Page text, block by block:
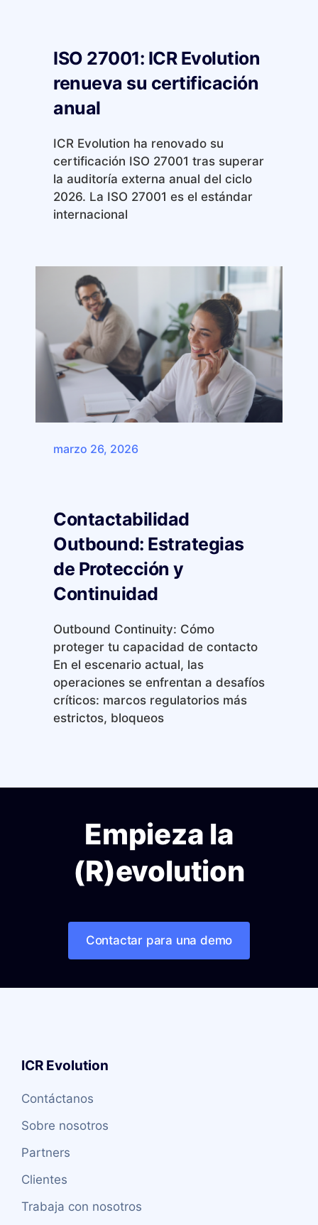
ISO 27001: ICR Evolution
renueva su certificación
anual
ICR Evolution ha renovado su
certificación ISO 27001 tras superar
la auditoría externa anual del ciclo
2026. La ISO 27001 es el estándar
internacional
marzo 26, 2026
Contactabilidad
Outbound: Estrategias
de Protección y
Continuidad
Outbound Continuity: Cómo
proteger tu capacidad de contacto
En el escenario actual, las
operaciones se enfrentan a desafíos
críticos: marcos regulatorios más
estrictos, bloqueos
Empieza la
(R)evolution
Contactar para una demo
ICR Evolution
Contáctanos
Sobre nosotros
Partners
Clientes
Trabaja con nosotros